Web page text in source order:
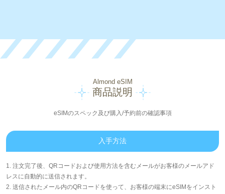
Almond eSIM
商品説明
eSIMのスペック及び購入/予約前の確認事項
入手方法
1. 注文完了後、QRコードおよび使用方法を含むメールがお客様のメールアド
レスに自動的に送信されます。
2. 送信されたメール内のQRコードを使って、お客様の端末にeSIMをインスト